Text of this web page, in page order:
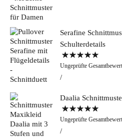
Serafine
Schulterdetails
Bewertet mit
5.00von 5
Ungeprüfte
Daalia
Bewertet mit
5.00von 5
Ungeprüfte